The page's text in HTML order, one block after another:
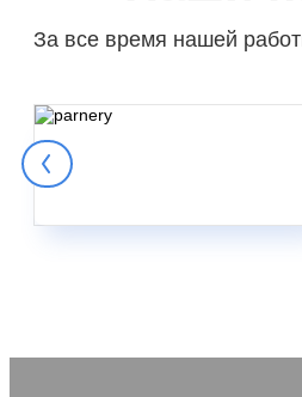
За все время нашей